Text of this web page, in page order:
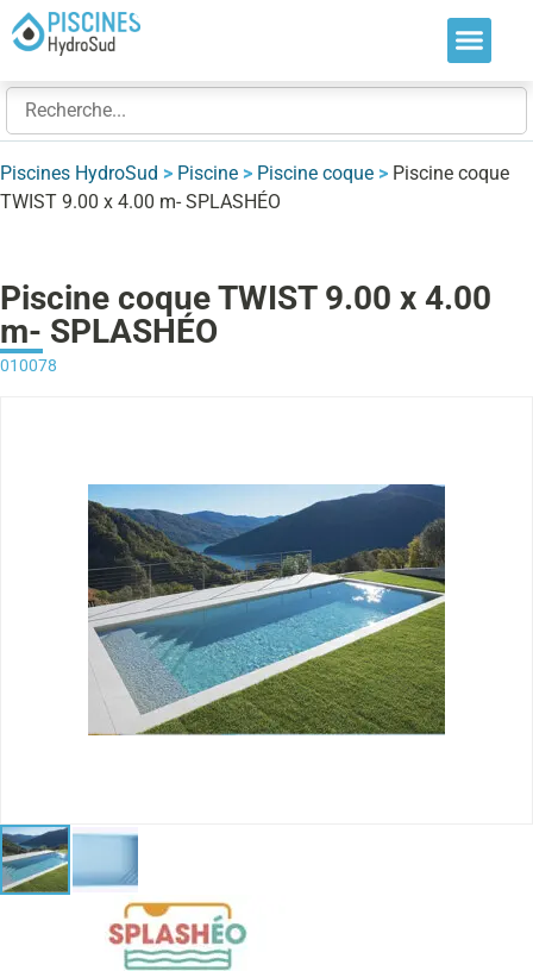
Piscines HydroSud > Piscine > Piscine coque > Piscine coque
TWIST 9.00 x 4.00 m- SPLASHÉO
Piscine coque TWIST 9.00 x 4.00
m- SPLASHÉO
010078